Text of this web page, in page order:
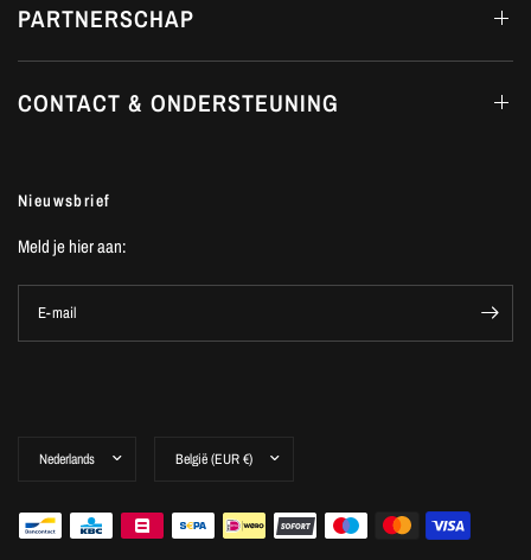
PARTNERSCHAP
CONTACT & ONDERSTEUNING
Nieuwsbrief
Meld je hier aan:
E-mail